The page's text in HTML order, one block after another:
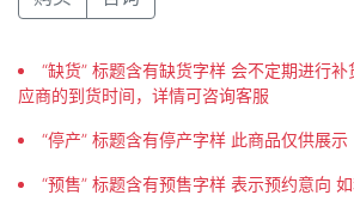
“缺货” 标题含有缺货字样 会不定期进行
应商的到货时间，详情可咨询客服
“停产” 标题含有停产字样 此商品仅供展示
“预售” 标题含有预售字样 表示预约意向